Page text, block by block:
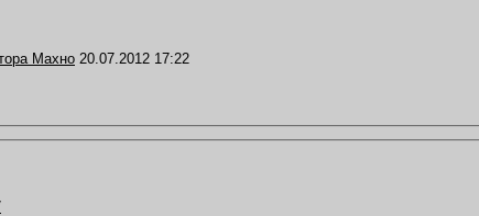
Махно 20.07.2012 17:22